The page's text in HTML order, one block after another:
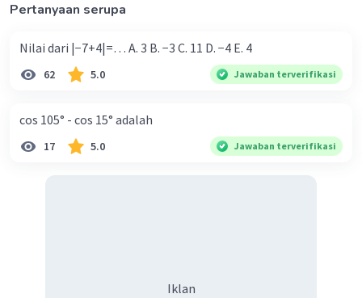
Pertanyaan serupa
Nilai dari |−7+4|=… A. 3 B. −3 C. 11 D. −4 E. 4
62 5.0 Jawaban terverifikasi
cos 105° - cos 15° adalah
17 5.0 Jawaban terverifikasi
Iklan